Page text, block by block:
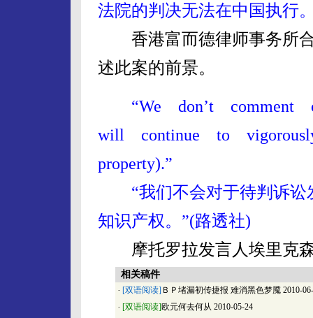
法院的判决无法在中国执行
香港富而德律师事务所合
述此案的前景。
“We don’t
will continue to
property).”
“我们不会对于待判诉讼
知识产权。”(路透社)
摩托罗拉发言人埃里克森
相关稿件
· [双语阅读] ＢＰ堵漏初传捷报 难消黑色梦魇 2010-
· [双语阅读]欧元何去何从 2010-05-24